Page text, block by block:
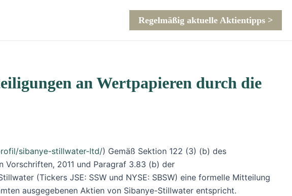
Regelmäßig aktuelle Aktientipps >
an Wertpapieren durch die
sibanye-stillwater-ltd/) Gemäß Sektion 122 (3) (b) des
Vorschriften, 2011 und Paragraf 3.83 (b) der
(Tickers JSE: SSW und NYSE: SBSW) eine formelle Mitteilung
ausgegebenen Aktien von Sibanye-Stillwater entspricht.